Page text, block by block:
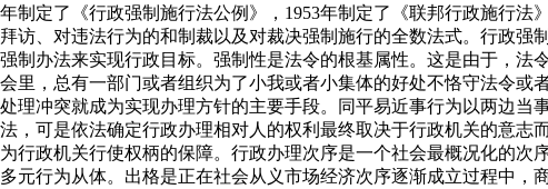
制定了《行政强制施行法公例》，1953年制定了《联邦行政施行法
访、对违法行为的和制裁以及对裁决强制施行的全数法式。行政
制办法来实现行政目标。强制性是法令的根基属性。这是由于，
里，总有一部门或者组织为了小我或者小集体的好处不恪守法令或
理冲突就成为实现办理方针的主要手段。同平易近事行为以两边当
，可是依法确定行政办理相对人的权利最终取决于行政机关的意志
行政机关行使权柄的保障。行政办理次序是一个社会最概况化的次
元行为从体。出格是正在社会从义市场经济次序逐渐成立过程中，